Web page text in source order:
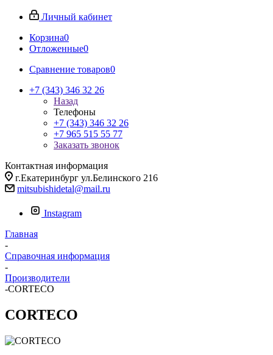
Личный кабинет
Корзина0
Отложенные0
Сравнение товаров0
+7 (343) 346 32 26
Назад
Телефоны
+7 (343) 346 32 26
+7 965 515 55 77
Заказать звонок
Контактная информация
г.Екатеринбург ул.Белинского 216
mitsubishidetal@mail.ru
Instagram
Главная
-
Справочная информация
-
Производители
-CORTECO
CORTECO